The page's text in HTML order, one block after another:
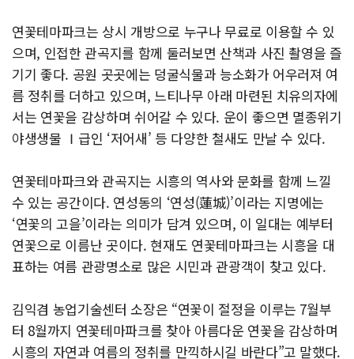
연꽃테마파크는 상시 개방으로 누구나 무료로 이용할 수 있
으며, 인접한 관곡지를 함께 둘러보면 산책과 사진 촬영을 즐
기기 좋다. 공원 곳곳에는 덩굴식물과 능소화가 어우러져 여
름 정취를 더하고 있으며, 느티나무 아래 마련된 치유의자에
서는 연꽃을 감상하며 쉬어갈 수 있다. 운이 좋으면 멸종위기
야생생물 Ⅰ급인 ‘저어새’ 등 다양한 철새도 만날 수 있다.
연꽃테마파크와 관곡지는 시흥의 역사와 문화를 함께 느낄
수 있는 공간이다. 연성동의 ‘연성(蓮城)’이라는 지명에는
‘연꽃의 고을’이라는 의미가 담겨 있으며, 이 일대는 예부터
연꽃으로 이름난 곳이다. 현재도 연꽃테마파크는 시흥을 대
표하는 여름 관광명소로 많은 시민과 관광객이 찾고 있다.
김익겸 농업기술센터 소장은 “연꽃이 절정을 이루는 7월부
터 8월까지 연꽃테마파크를 찾아 아름다운 연꽃을 감상하며
시흥의 자연과 여름의 정취를 만끽하시길 바란다”고 말했다.